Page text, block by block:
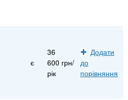
є
36
600 грн/
рік
Додати
до
порівняння